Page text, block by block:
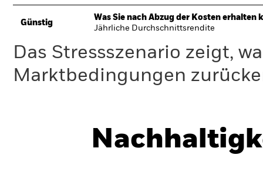
Günstig
Was Sie nach Abzug der Kosten erhalten
Jährliche Durchschnittsrendite
Das Stressszenario zeigt,
Marktbedingungen